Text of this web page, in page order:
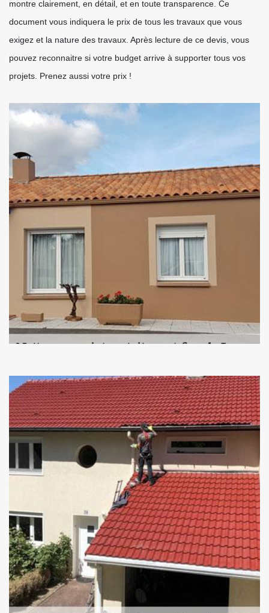
montre clairement, en détail, et en toute transparence. Ce
document vous indiquera le prix de tous les travaux que vous
exigez et la nature des travaux. Après lecture de ce devis, vous
pouvez reconnaitre si votre budget arrive à supporter tous vos
projets. Prenez aussi votre prix !